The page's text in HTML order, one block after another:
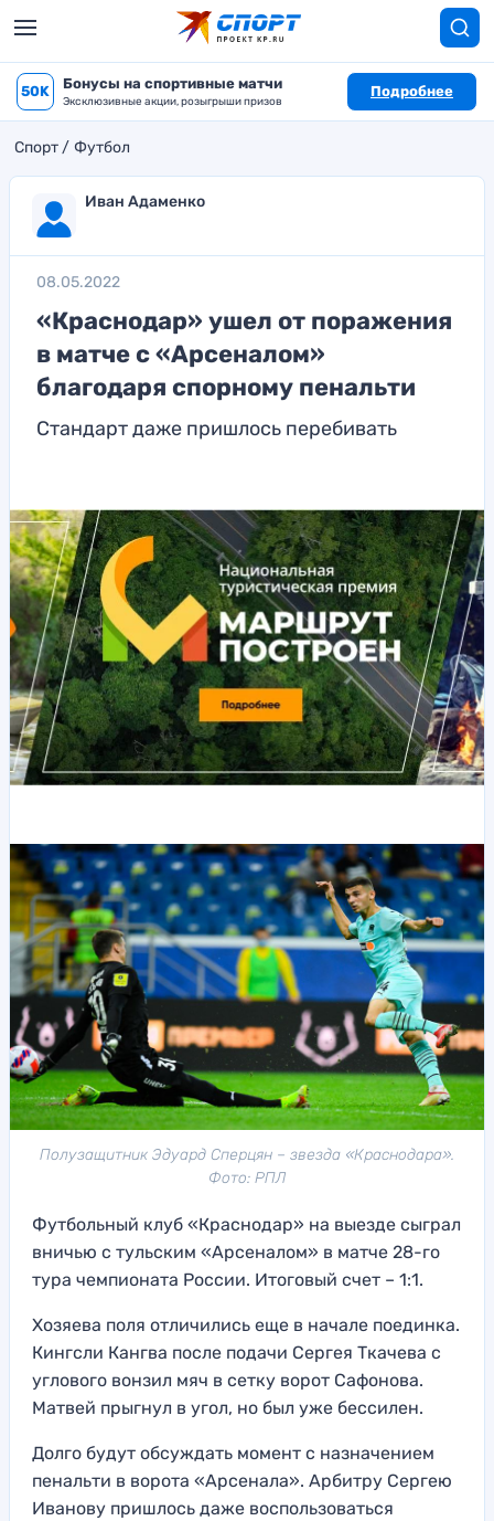
50K Бонусы на спортивные матчи
Эксклюзивные акции, розыгрыши призов
Подробнее
Спорт Футбол
Иван Адаменко
08.05.2022
«Краснодар» ушел от поражения
в матче с «Арсеналом»
благодаря спорному пенальти
Стандарт даже пришлось перебивать
Полузащитник Эдуард Сперцян – звезда «Краснодара».
Фото: РПЛ
Футбольный клуб «Краснодар» на выезде сыграл
вничью с тульским «Арсеналом» в матче 28-го
тура чемпионата России. Итоговый счет – 1:1.
Хозяева поля отличились еще в начале поединка.
Кингсли Кангва после подачи Сергея Ткачева с
углового вонзил мяч в сетку ворот Сафонова.
Матвей прыгнул в угол, но был уже бессилен.
Долго будут обсуждать момент с назначением
пенальти в ворота «Арсенала». Арбитру Сергею
Иванову пришлось даже воспользоваться